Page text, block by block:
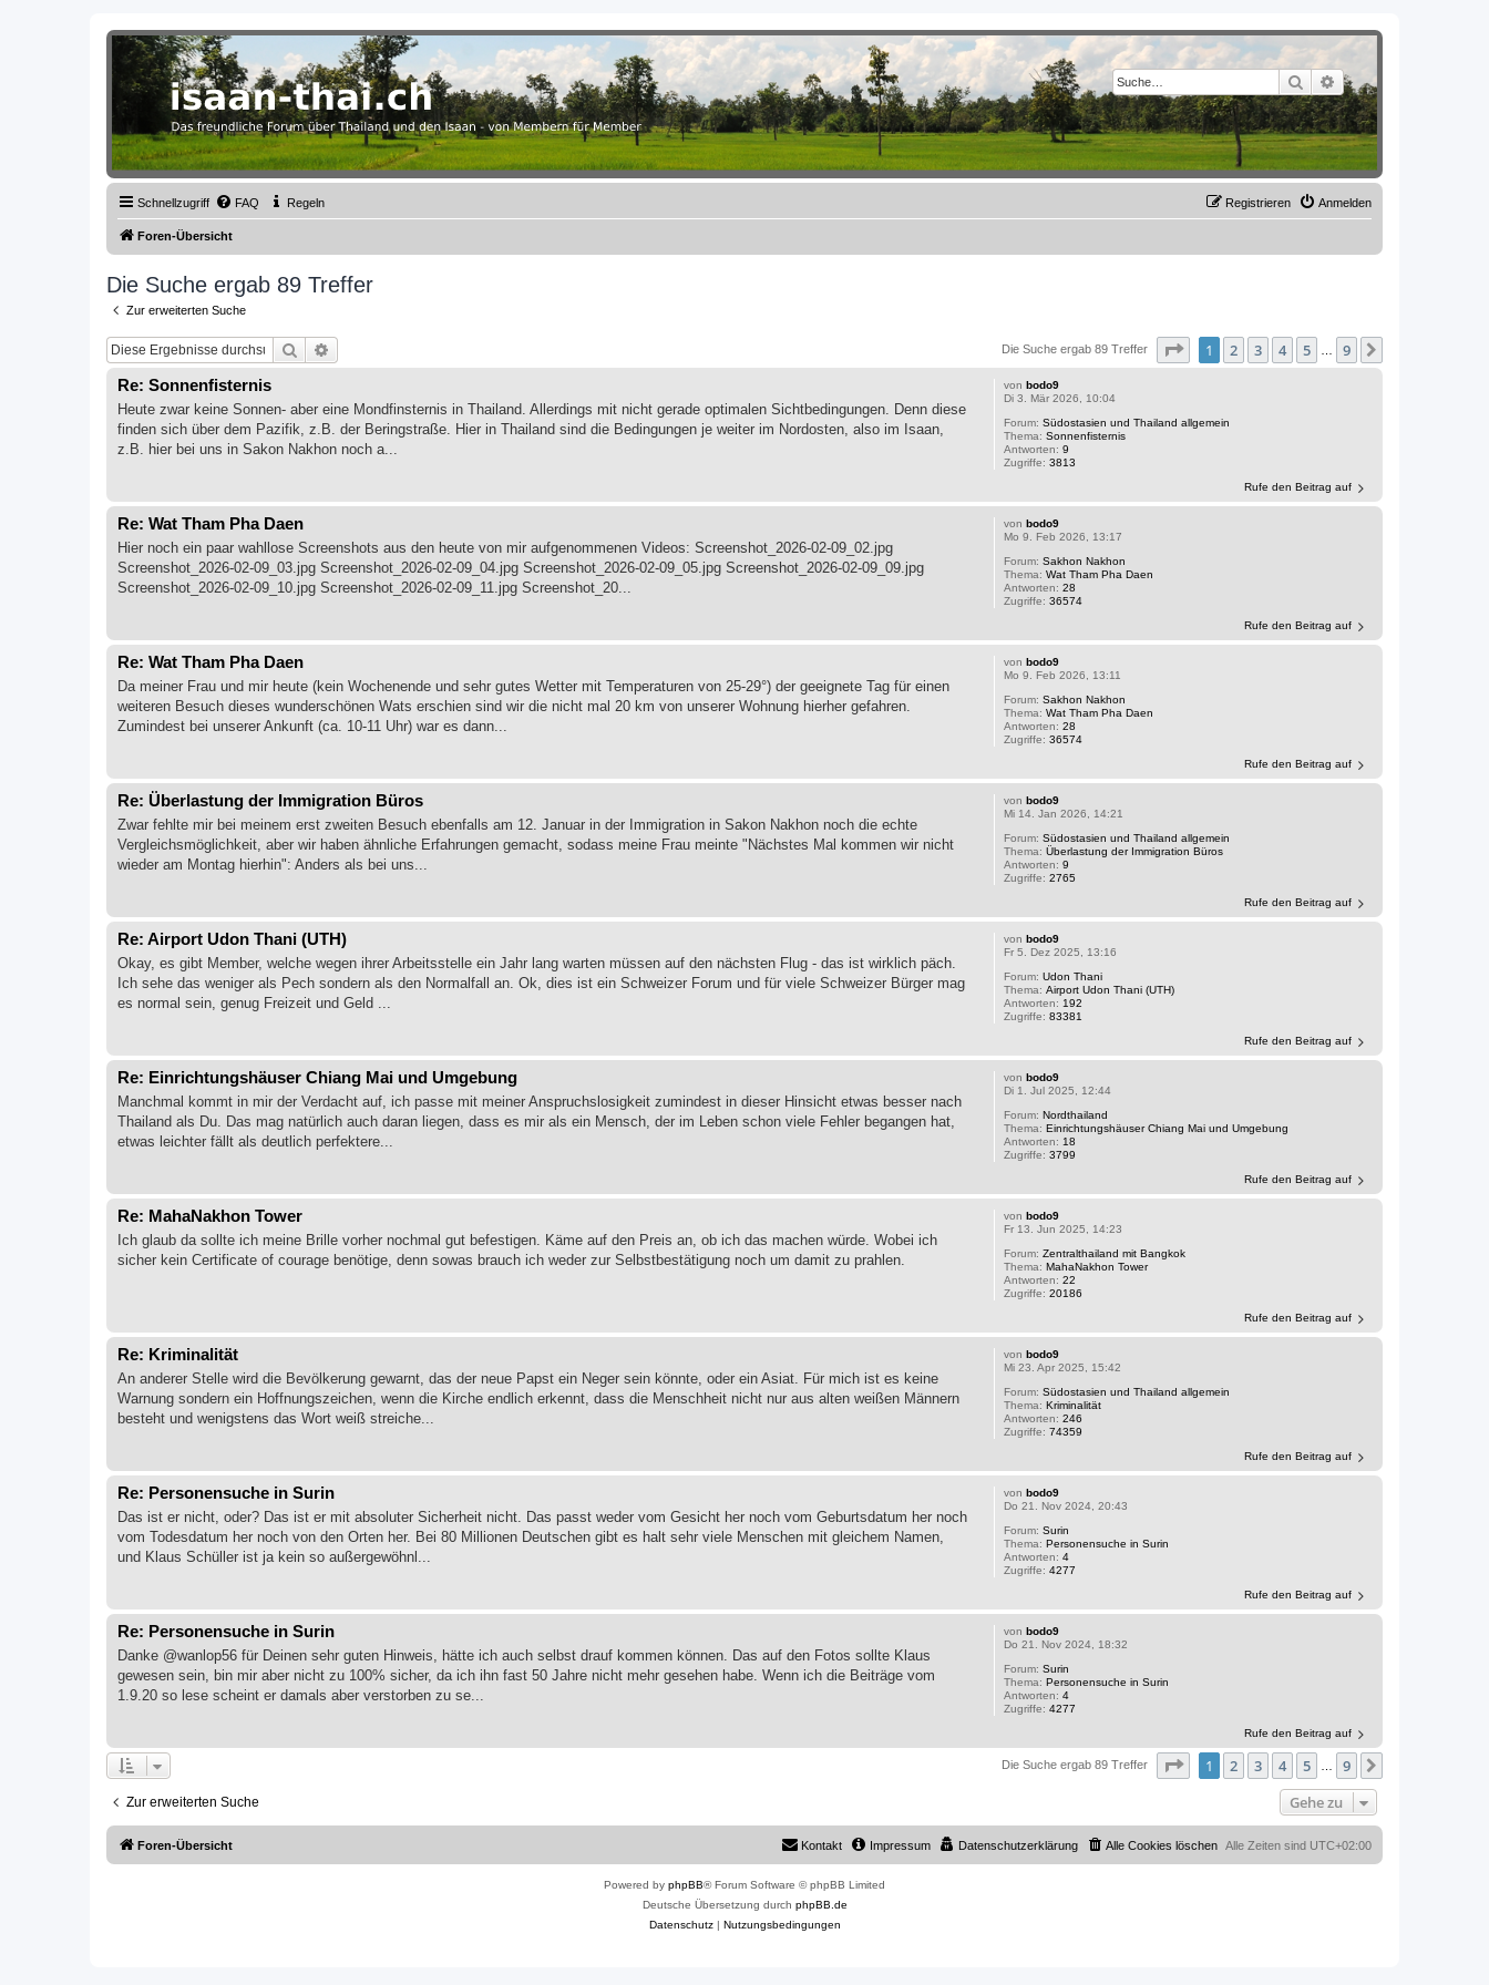
Suche Erweiterte Suche
Thailand & Isaan Forum - isaan-thai.ch
Das freundliche Forum über Thailand und den Isaan - von Membern für Member
Schnellzugriff FAQ Regeln Anmelden
Registrieren
Foren-Übersicht
Die Suche ergab 89 Treffer
Zur erweiterten Suche
Suche Die Suche ergab 89 Treffer Seite von9
1 2 3 4 5 9
vonbodo9
Di 3. Mär 2026, 10:04
Forum:Südostasien und Thailand allgemein
Thema:Sonnenfisternis
Antworten:9
Zugriffe:3813
Re: Sonnenfisternis
Heute zwar keine Sonnen- aber eine Mondfinsternis in Thailand. Allerdings mit nicht gerade optimalen Sichtbedingungen. Denn diese
finden sich über dem Pazifik, z.B. der Beringstraße. Hier in Thailand sind die Bedingungen je weiter im Nordosten, also im Isaan,
z.B. hier bei uns in Sakon Nakhon noch a...
Rufe den Beitrag auf
vonbodo9
Mo 9. Feb 2026, 13:17
Forum:Sakhon Nakhon
Thema:Wat Tham Pha Daen
Antworten:28
Zugriffe:36574
Re: Wat Tham Pha Daen
Hier noch ein paar wahllose Screenshots aus den heute von mir aufgenommenen Videos: Screenshot_2026-02-09_02.jpg
Screenshot_2026-02-09_03.jpg Screenshot_2026-02-09_04.jpg Screenshot_2026-02-09_05.jpg Screenshot_2026-02-09_09.jpg
Screenshot_2026-02-09_10.jpg Screenshot_2026-02-09_11.jpg Screenshot_20...
Rufe den Beitrag auf
vonbodo9
Mo 9. Feb 2026, 13:11
Forum:Sakhon Nakhon
Thema:Wat Tham Pha Daen
Antworten:28
Zugriffe:36574
Re: Wat Tham Pha Daen
Da meiner Frau und mir heute (kein Wochenende und sehr gutes Wetter mit Temperaturen von 25-29°) der geeignete Tag für einen
weiteren Besuch dieses wunderschönen Wats erschien sind wir die nicht mal 20 km von unserer Wohnung hierher gefahren.
Zumindest bei unserer Ankunft (ca. 10-11 Uhr) war es dann...
Rufe den Beitrag auf
vonbodo9
Mi 14. Jan 2026, 14:21
Forum:Südostasien und Thailand allgemein
Thema:Überlastung der Immigration Büros
Antworten:9
Zugriffe:2765
Re: Überlastung der Immigration Büros
Zwar fehlte mir bei meinem erst zweiten Besuch ebenfalls am 12. Januar in der Immigration in Sakon Nakhon noch die echte
Vergleichsmöglichkeit, aber wir haben ähnliche Erfahrungen gemacht, sodass meine Frau meinte "Nächstes Mal kommen wir nicht
wieder am Montag hierhin": Anders als bei uns...
Rufe den Beitrag auf
vonbodo9
Fr 5. Dez 2025, 13:16
Forum:Udon Thani
Thema:Airport Udon Thani (UTH)
Antworten: 192
Zugriffe:83381
Re: Airport Udon Thani (UTH)
Okay, es gibt Member, welche wegen ihrer Arbeitsstelle ein Jahr lang warten müssen auf den nächsten Flug - das ist wirklich päch.
Ich sehe das weniger als Pech sondern als den Normalfall an. Ok, dies ist ein Schweizer Forum und für viele Schweizer Bürger mag
es normal sein, genug Freizeit und Geld ...
Rufe den Beitrag auf
vonbodo9
Di 1. Jul 2025, 12:44
Forum:Nordthailand
Thema:Einrichtungshäuser Chiang Mai und Umgebung
Antworten: 18
Zugriffe:3799
Re: Einrichtungshäuser Chiang Mai und Umgebung
Manchmal kommt in mir der Verdacht auf, ich passe mit meiner Anspruchslosigkeit zumindest in dieser Hinsicht etwas besser nach
Thailand als Du. Das mag natürlich auch daran liegen, dass es mir als ein Mensch, der im Leben schon viele Fehler begangen hat,
etwas leichter fällt als deutlich perfektere...
Rufe den Beitrag auf
vonbodo9
Fr 13. Jun 2025, 14:23
Forum:Zentralthailand mit Bangkok
Thema:MahaNakhon Tower
Antworten:22
Zugriffe:20186
Re: MahaNakhon Tower
Ich glaub da sollte ich meine Brille vorher nochmal gut befestigen. Käme auf den Preis an, ob ich das machen würde. Wobei ich
sicher kein Certificate of courage benötige, denn sowas brauch ich weder zur Selbstbestätigung noch um damit zu prahlen.
Rufe den Beitrag auf
vonbodo9
Mi 23. Apr 2025, 15:42
Forum:Südostasien und Thailand allgemein
Thema:Kriminalität
Antworten:246
Zugriffe:74359
Re: Kriminalität
An anderer Stelle wird die Bevölkerung gewarnt, das der neue Papst ein Neger sein könnte, oder ein Asiat. Für mich ist es keine
Warnung sondern ein Hoffnungszeichen, wenn die Kirche endlich erkennt, dass die Menschheit nicht nur aus alten weißen Männern
besteht und wenigstens das Wort weiß streiche...
Rufe den Beitrag auf
vonbodo9
Do 21. Nov 2024, 20:43
Forum:Surin
Thema:Personensuche in Surin
Antworten:4
Zugriffe:4277
Re: Personensuche in Surin
Das ist er nicht, oder? Das ist er mit absoluter Sicherheit nicht. Das passt weder vom Gesicht her noch vom Geburtsdatum her noch
vom Todesdatum her noch von den Orten her. Bei 80 Millionen Deutschen gibt es halt sehr viele Menschen mit gleichem Namen,
und Klaus Schüller ist ja kein so außergewöhnl...
Rufe den Beitrag auf
vonbodo9
Do 21. Nov 2024, 18:32
Forum:Surin
Thema:Personensuche in Surin
Antworten:4
Zugriffe:4277
Re: Personensuche in Surin
Danke @wanlop56 für Deinen sehr guten Hinweis, hätte ich auch selbst drauf kommen können. Das auf den Fotos sollte Klaus
gewesen sein, bin mir aber nicht zu 100% sicher, da ich ihn fast 50 Jahre nicht mehr gesehen habe. Wenn ich die Beiträge vom
1.9.20 so lese scheint er damals aber verstorben zu se...
Rufe den Beitrag auf
Die Suche ergab 89 Treffer Seite von9
1 2 3 4 5 9
Zur erweiterten Suche Gehe zu
Foren-Übersicht Alle Zeiten sind UTC+02:00
Alle Cookies löschen
Datenschutzerklärung
Impressum
Kontakt
Powered by phpBB® Forum Software © phpBB Limited
Deutsche Übersetzung durch phpBB.de
Datenschutz| Nutzungsbedingungen